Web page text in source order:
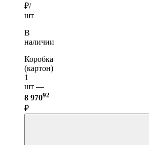
₽/
шт
В
наличии
Коробка
(картон)
1
шт —
8 97092
₽